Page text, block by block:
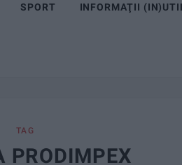
SPORT INFORMAŢII
TAG
PRODIMPEX